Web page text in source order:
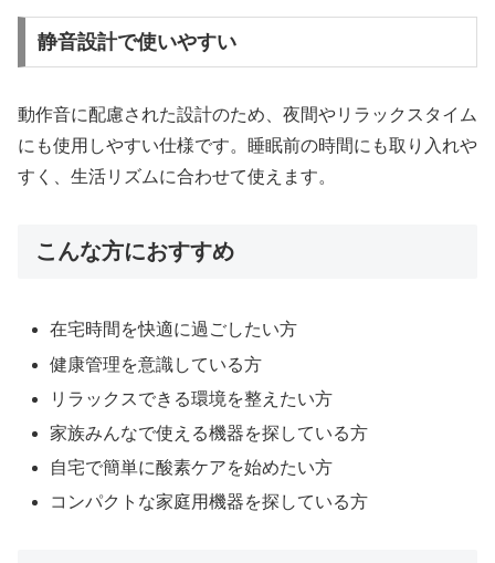
静音設計で使いやすい
動作音に配慮された設計のため、夜間やリラックスタイム
にも使用しやすい仕様です。睡眠前の時間にも取り入れや
すく、生活リズムに合わせて使えます。
こんな方におすすめ
在宅時間を快適に過ごしたい方
健康管理を意識している方
リラックスできる環境を整えたい方
家族みんなで使える機器を探している方
自宅で簡単に酸素ケアを始めたい方
コンパクトな家庭用機器を探している方